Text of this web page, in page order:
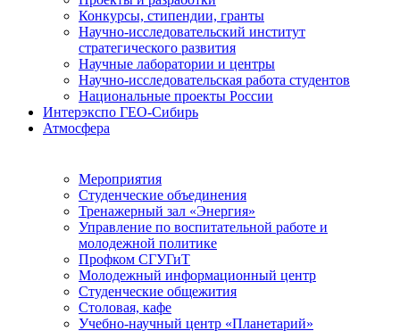
Конкурсы, стипендии, гранты
Научно-исследовательский институт
стратегического развития
Научные лаборатории и центры
Научно-исследовательская работа студентов
Национальные проекты России
Интерэкспо ГЕО-Сибирь
Атмосфера
Мероприятия
Студенческие объединения
Тренажерный зал «Энергия»
Управление по воспитательной работе и
молодежной политике
Профком СГУГиТ
Молодежный информационный центр
Студенческие общежития
Столовая, кафе
Учебно-научный центр «Планетарий»